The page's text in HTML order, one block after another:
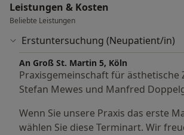
Leistungen & Kosten
Beliebte Leistungen
Erstuntersuchung (Neupatient/in)
An Groß St. Martin 5, Köln
Praxisgemeinschaft für ästhetische
Stefan Mewes und Manfred
Wenn Sie unsere Praxis das erste
wählen Sie diese Terminart. Wir